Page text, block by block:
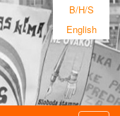
B/H/S
English